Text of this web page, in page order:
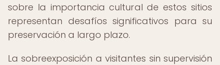
sobre la importancia cultural de estos sitios
representan desafíos significativos para su
preservación a largo plazo.
La sobreexposición a visitantes sin supervisión